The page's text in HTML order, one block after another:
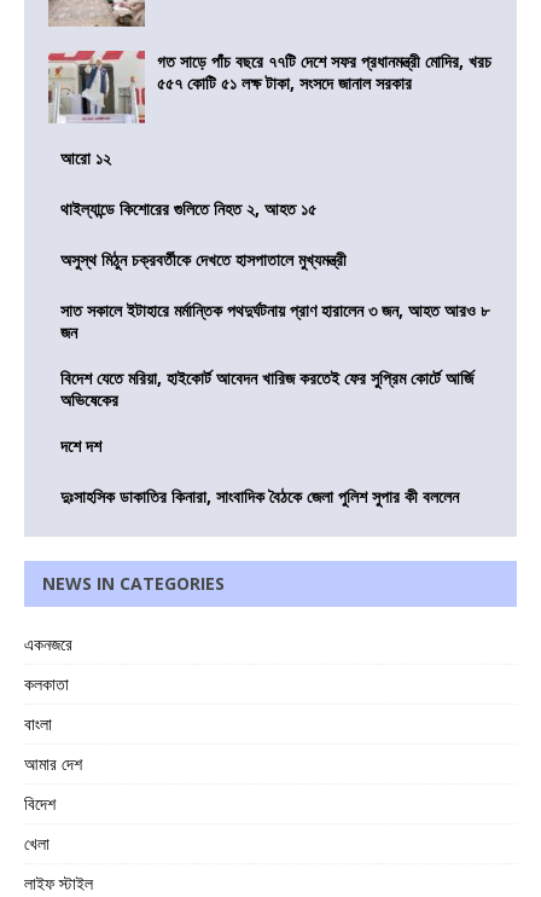
গত সাড়ে পাঁচ বছরে ৭৭টি দেশে সফর প্রধানমন্ত্রী মোদির, খরচ
৫৫৭ কোটি ৫১ লক্ষ টাকা, সংসদে জানাল সরকার
আরো ১২
থাইল্যান্ডে কিশোরের গুলিতে নিহত ২, আহত ১৫
অসুস্থ মিঠুন চক্রবর্তীকে দেখতে হাসপাতালে মুখ্যমন্ত্রী
সাত সকালে ইটাহারে মর্মান্তিক পথদুর্ঘটনায় প্রাণ হারালেন ৩ জন, আহত আরও ৮
জন
বিদেশ যেতে মরিয়া, হাইকোর্ট আবেদন খারিজ করতেই ফের সুপ্রিম কোর্টে আর্জি
অভিষেকের
দশে দশ
দুঃসাহসিক ডাকাতির কিনারা, সাংবাদিক বৈঠকে জেলা পুলিশ সুপার কী বললেন
NEWS IN CATEGORIES
একনজরে
কলকাতা
বাংলা
আমার দেশ
বিদেশ
খেলা
লাইফ স্টাইল